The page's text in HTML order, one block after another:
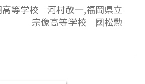
高等学校 河村敬一,福岡県立
宗像高等学校 國松勲